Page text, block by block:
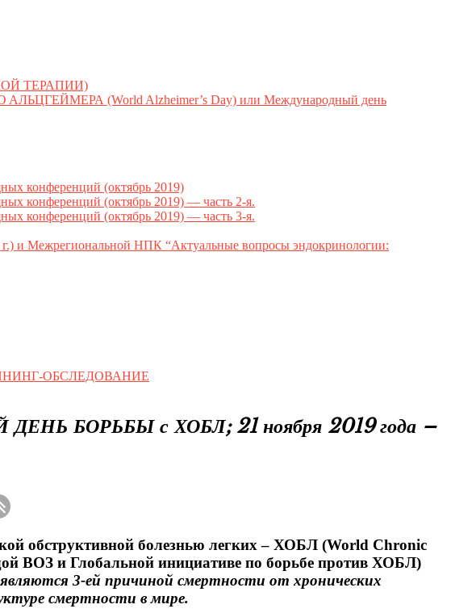
ТЕРАПИИ)
(World Alzheimer’s Day) или Международный день
конференций (октябрь 2019)
(октябрь 2019) — часть 2-я.
(октябрь 2019) — часть 3-я.
и Межрегиональной НПК “Актуальные вопросы эндокринологии:
ОБСЛЕДОВАНИЕ
БОРЬБЫ с ХОБЛ; 21 ноября 2019 года –
обструктивной болезнью легких – ХОБЛ (World Chronic
ВОЗ и Глобальной инициативе по борьбе против ХОБЛ)
3-ей причиной смертности от хронических
смертности в мире.